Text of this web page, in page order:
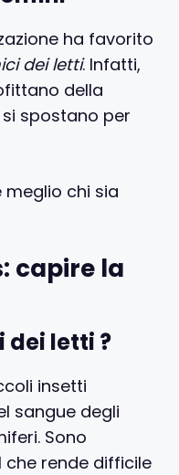
ha favorito
dei letti. Infatti,
della
spostano per
meglio chi sia
capire la
dei letti ?
insetti
sangue degli
Sono
che rende difficile